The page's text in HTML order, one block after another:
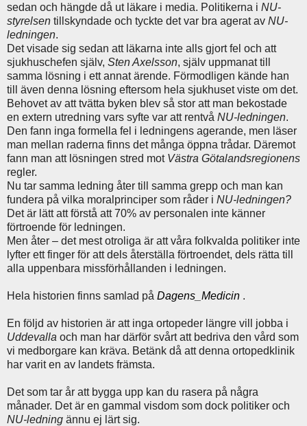
sedan och hängde då ut läkare i media. Politikerna i NU-
styrelsen tillskyndade och tyckte det var bra agerat av NU-
ledningen.
Det visade sig sedan att läkarna inte alls gjort fel och att
sjukhuschefen själv, Sten Axelsson, själv uppmanat till
samma lösning i ett annat ärende. Förmodligen kände han
till även denna lösning eftersom hela sjukhuset viste om det.
Behovet av att tvätta byken blev så stor att man bekostade
en extern utredning vars syfte var att rentvå NU-ledningen.
Den fann inga formella fel i ledningens agerande, men läser
man mellan raderna finns det många öppna trådar. Däremot
fann man att lösningen stred mot Västra Götalandsregionens
regler.
Nu tar samma ledning åter till samma grepp och man kan
fundera på vilka moralprinciper som råder i NU-ledningen?
Det är lätt att förstå att 70% av personalen inte känner
förtroende för ledningen.
Men åter – det mest otroliga är att våra folkvalda politiker inte
lyfter ett finger för att dels återställa förtroendet, dels rätta till
alla uppenbara missförhållanden i ledningen.
Hela historien finns samlad på Dagens_Medicin .
En följd av historien är att inga ortopeder längre vill jobba i
Uddevalla och man har därför svårt att bedriva den vård som
vi medborgare kan kräva. Betänk då att denna ortopedklinik
har varit en av landets främsta.
Det som tar år att bygga upp kan du rasera på några
månader. Det är en gammal visdom som dock politiker och
NU-ledning ännu ej lärt sig.